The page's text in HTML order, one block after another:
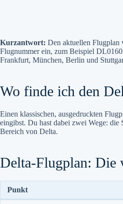
Kurzantwort: Den aktuellen Flugplan
Flugnummer ein, zum Beispiel
Frankfurt, München, Berlin und
Wo finde ich den
Einen klassischen, ausgedruckten
eingibst. Du hast dabei zwei Wege:
Bereich von Delta.
Delta-Flugplan: Die
Punkt